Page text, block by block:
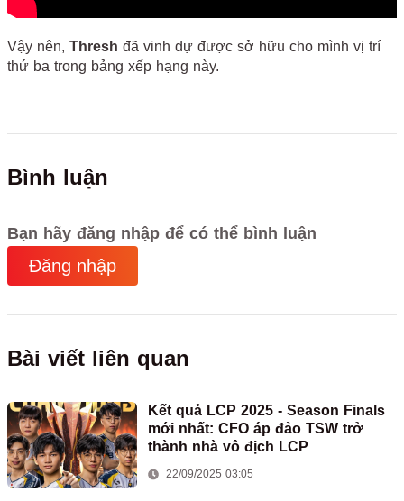
Vậy nên, Thresh đã vinh dự được sở hữu cho mình vị trí
thứ ba trong bảng xếp hạng này.
Bình luận
Bạn hãy đăng nhập để có thể bình luận
Đăng nhập
Bài viết liên quan
Kết quả LCP 2025 - Season Finals
mới nhất: CFO áp đảo TSW trở
thành nhà vô địch LCP
22/09/2025 03:05